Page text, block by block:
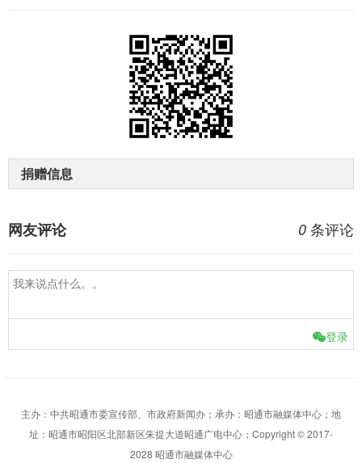
捐赠信息
0 条评论
网友评论
登录
主办：中共昭通市委宣传部、市政府新闻办；承办：昭通市融媒体中心；地
址：昭通市昭阳区北部新区朱提大道昭通广电中心；Copyright © 2017-
2028 昭通市融媒体中心